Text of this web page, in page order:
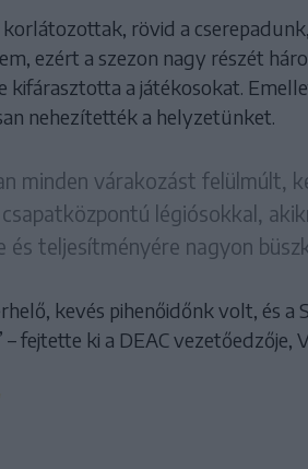
rövid a
ezért a szezon nagy részét
kifárasztotta a játékosokat.
nehezítették a helyzetünket.
minden várakozást felülmúlt,
légiósokkal,
és teljesítményére nagyon
kevés pihenőidőnk volt, és a
fejtette ki a DEAC vezetőedzője,